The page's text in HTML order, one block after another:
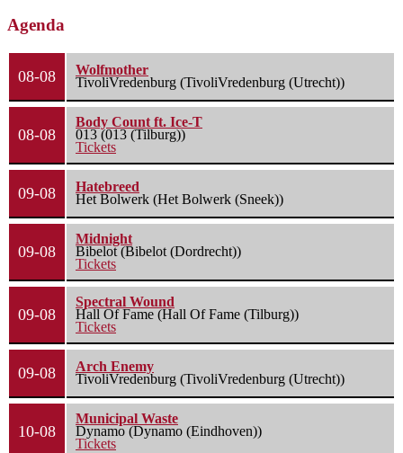
Agenda
08-08
Wolfmother
TivoliVredenburg (TivoliVredenburg (Utrecht))
08-08
Body Count ft. Ice-T
013 (013 (Tilburg))
Tickets
09-08
Hatebreed
Het Bolwerk (Het Bolwerk (Sneek))
09-08
Midnight
Bibelot (Bibelot (Dordrecht))
Tickets
09-08
Spectral Wound
Hall Of Fame (Hall Of Fame (Tilburg))
Tickets
09-08
Arch Enemy
TivoliVredenburg (TivoliVredenburg (Utrecht))
10-08
Municipal Waste
Dynamo (Dynamo (Eindhoven))
Tickets